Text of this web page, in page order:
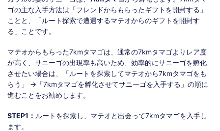
ゴの主な入手方法は「フレンドからもらったギフトを開封する」
ことと、「ルート探索で遭遇するマテオからのギフトを開封す
る」ことです。
マテオからもらった7kmタマゴは、通常の7kmタマゴよりレア度
が高く、サニーゴの出現率も高いため、効率的にサニーゴを孵化
させたい場合は、「ルートを探索してマテオから7kmタマゴをも
らう」 →「7kmタマゴを孵化させてサニーゴを入手する」の順に
進むことをお勧めします。
STEP1： ルートを探索し、マテオと出会って7kmタマゴを入手し
ます。